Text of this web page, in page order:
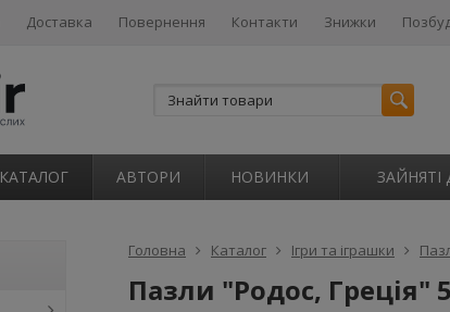
Доставка Повернення Контакти Знижки
КАТАЛОГ АВТОРИ НОВИНКИ ЗАЙНЯТІ
Головна Каталог Ігри та іграшки
Пазли "Родос, Греція"